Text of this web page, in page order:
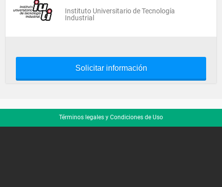
Instituto Universitario de Tecnología
Industrial
Solicitar información
Términos legales y Condiciones de Uso